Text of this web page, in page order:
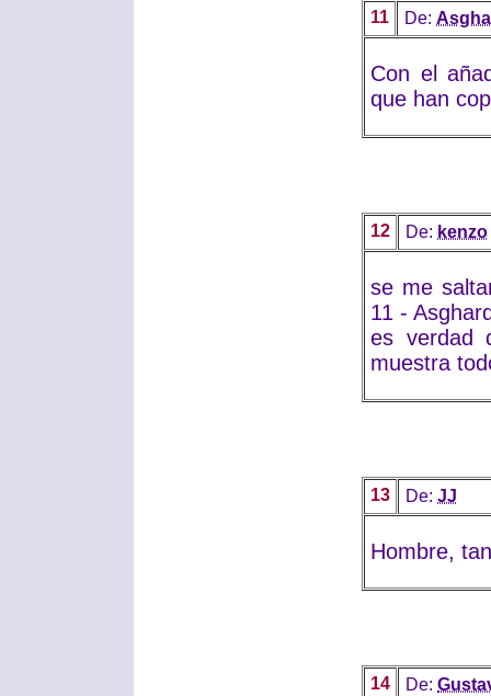
11 De:
Con el
que han
12 De: kenzo
se me
11 -
es verdad
muestra
13 De: JJ
Hombre,
14 De: